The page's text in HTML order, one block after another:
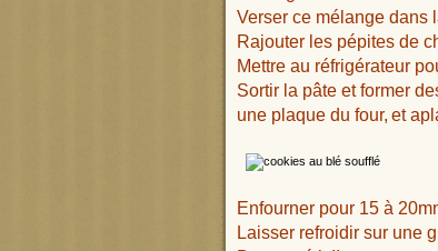
Verser ce mélange dans
Rajouter les pépites de
Mettre au réfrigérateur
Sortir la pâte et former
une plaque du four, et
Enfourner pour 15 à
Laisser refroidir sur une